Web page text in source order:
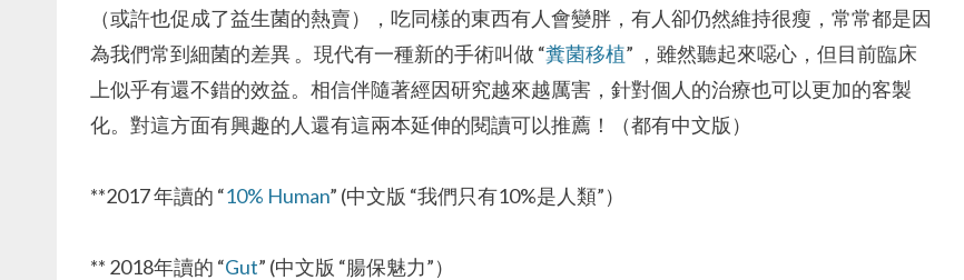
（或許也促成了益生菌的熱賣），吃同樣的東西有人會變胖，有人卻仍然維持很瘦，常常都是因
為我們常到細菌的差異 。現代有一種新的手術叫做 “糞菌移植” ，雖然聽起來噁心，但目前臨床
上似乎有還不錯的效益。相信伴隨著經因研究越來越厲害，針對個人的治療也可以更加的客製
化。對這方面有興趣的人還有這兩本延伸的閱讀可以推薦！（都有中文版）
**2017 年讀的 “10% Human” (中文版 “我們只有10%是人類”）
** 2018年讀的 “Gut” (中文版 “腸保魅力”）